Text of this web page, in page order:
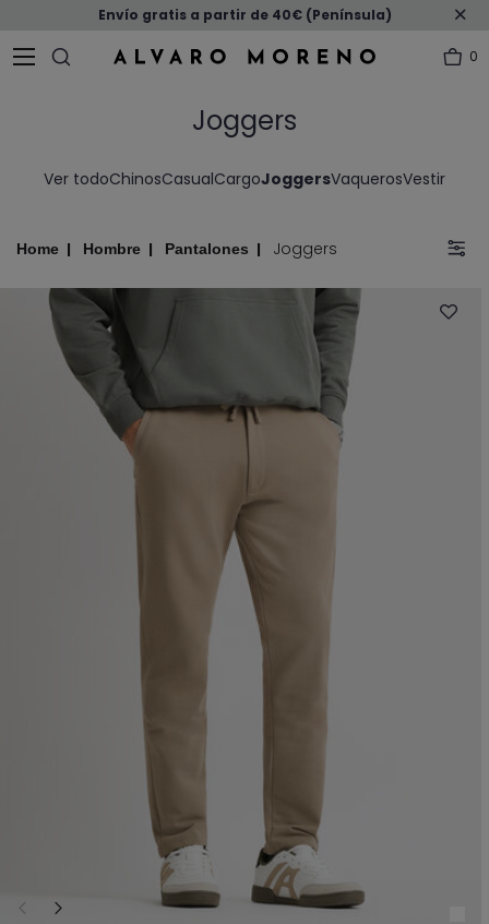
Envío gratis a partir de 40€ (Península)
0
Joggers
Ver todoChinosCasualCargoJoggersVaquerosVestir
Joggers
Pantalones
Hombre
Home